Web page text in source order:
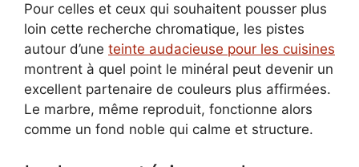
Pour celles et ceux qui souhaitent pousser plus
loin cette recherche chromatique, les pistes
autour d’une teinte audacieuse pour les cuisines
montrent à quel point le minéral peut devenir un
excellent partenaire de couleurs plus affirmées.
Le marbre, même reproduit, fonctionne alors
comme un fond noble qui calme et structure.